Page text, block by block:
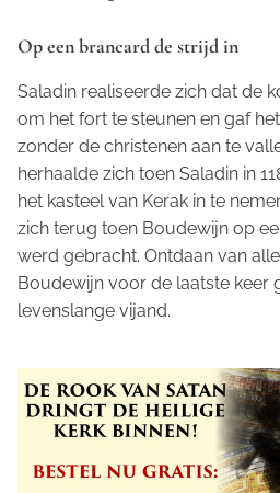
Op een brancard de strijd in
Saladin realiseerde zich dat de
om het fort te steunen en gaf
zonder de christenen aan te
herhaalde zich toen Saladin in
het kasteel van Kerak in te
zich terug toen Boudewijn op
werd gebracht. Ontdaan van
Boudewijn voor de laatste keer
levenslange vijand.